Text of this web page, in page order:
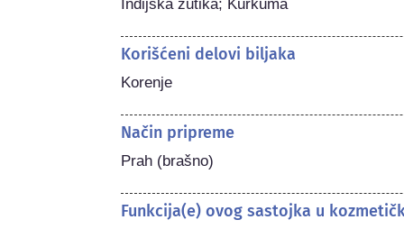
Indijska žutika; Kurkuma
Korišćeni delovi biljaka
Korenje
Način pripreme
Prah (brašno)
Funkcija(e) ovog sastojka u